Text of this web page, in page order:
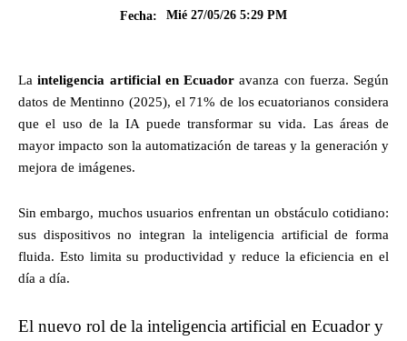
Fecha:
Mié 27/05/26 5:29 PM
Lainteligencia artificial en Ecuador avanza con fuerza. Según
datos de Mentinno (2025), el 71% de los ecuatorianos considera
que el uso de la IA puede transformar su vida. Las áreas de
mayor impacto son la automatización de tareas y la generación y
mejora de imágenes.
Sin embargo, muchos usuarios enfrentan un obstáculo cotidiano:
sus dispositivos no integran la inteligencia artificial de forma
fluida. Esto limita su productividad y reduce la eficiencia en el
día a día.
El nuevo rol de la inteligencia artificial en Ecuador y